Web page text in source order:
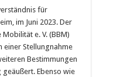
für
im Juni 2023. Der
e. V. (BBM)
einer Stellungnahme
Bestimmungen
Ebenso wie